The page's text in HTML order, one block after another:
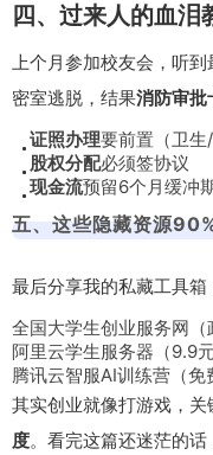
四、过来人的血泪
上个月参加校友会，听
密室逃脱，结果消防审批
证照办理要前置（卫生
股权分配必须签协议
现金流预留6个月缓冲
五、这些隐藏资源
最后分享我的私藏工具箱
全国大学生创业服务网（
阿里云学生服务器（9.9元
腾讯云智服AI训练营（免
其实创业就像打游戏，
度。看完这篇还迷茫的